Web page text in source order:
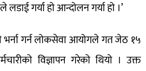
गर्या हो आन्दोलन गर्या हो ।’
भर्ना गर्न लोकसेवा आयोगले गत जेठ १५
विज्ञापन गरेको थियो । उक्त